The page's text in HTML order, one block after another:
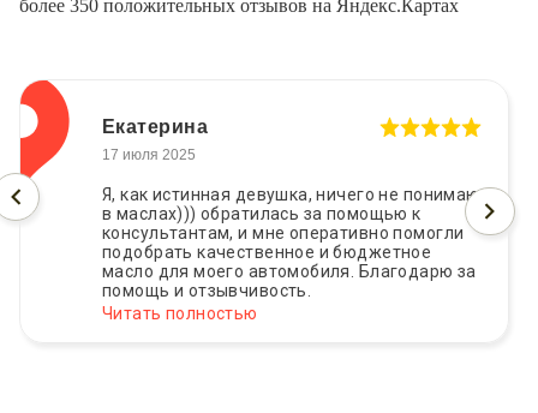
более 350 положительных отзывов на Яндекс.Картах
Екатерина
17 июля 2025
Я, как истинная девушка, ничего не понимаю
в маслах))) обратилась за помощью к
консультантам, и мне оперативно помогли
подобрать качественное и бюджетное
масло для моего автомобиля. Благодарю за
помощь и отзывчивость.
Читать полностью